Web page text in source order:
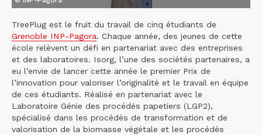
TreePlug est le fruit du travail de cinq étudiants de
Grenoble INP-Pagora. Chaque année, des jeunes de cette
école relèvent un défi en partenariat avec des entreprises
et des laboratoires. Isorg, l’une des sociétés partenaires, a
eu l’envie de lancer cette année le premier Prix de
l’innovation pour valoriser l’originalité et le travail en équipe
de ces étudiants. Réalisé en partenariat avec le
Laboratoire Génie des procédés papetiers (LGP2),
spécialisé dans les procédés de transformation et de
valorisation de la biomasse végétale et les procédés